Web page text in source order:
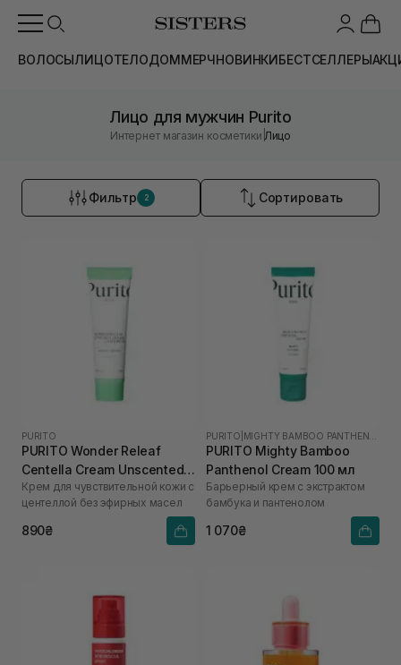
ВОЛОСЫЛИЦОТЕЛОДОММЕРЧНОВИНКИБЕСТСЕЛЛЕРЫ
Лицо для мужчин Purito
Интернет магазин косметики Лицо
Фильтр 2 Сортировать
PURITO
PURITO Wonder Releaf
Centella Cream Unscented
50 мл
Крем для чувствительной кожи с
центеллой без эфирных масел
890₴
PURITO
PURITO Mighty Bamboo
Panthenol Cream 100 мл
Барьерный крем с экстрактом
бамбука и пантенолом
1 070₴